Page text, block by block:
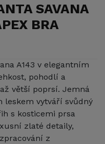
SAVANA
BRA
A143 v elegantním
pohodlí a
větší poprsí. Jemná
leskem vytváří svůdný
s kosticemi prsa
zlaté detaily,
z